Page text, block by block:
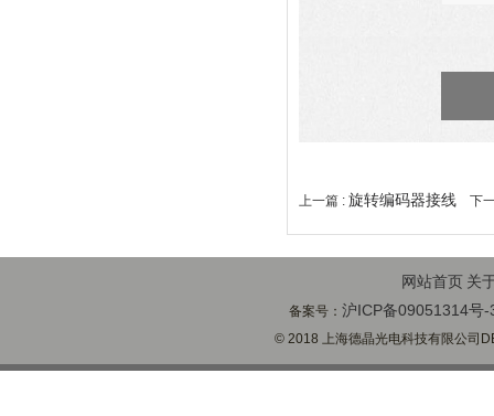
上一篇 : 旋转编码器接线 下
网站首页 关
备案号：沪ICP备09051314号-
© 2018 上海德晶光电科技有限公司